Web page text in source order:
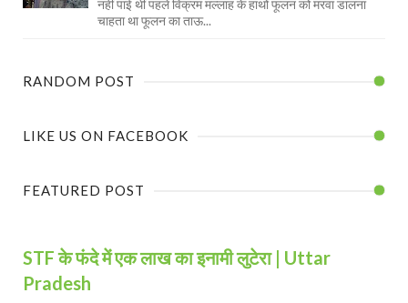
नहीं पाई थीं पहले विक्रम मल्लाह के हाथों फूलन को मरवा डालना
चाहता था फूलन का ताऊ...
RANDOM POST
LIKE US ON FACEBOOK
FEATURED POST
STF के फंदे में एक लाख का इनामी लुटेरा | Uttar
Pradesh